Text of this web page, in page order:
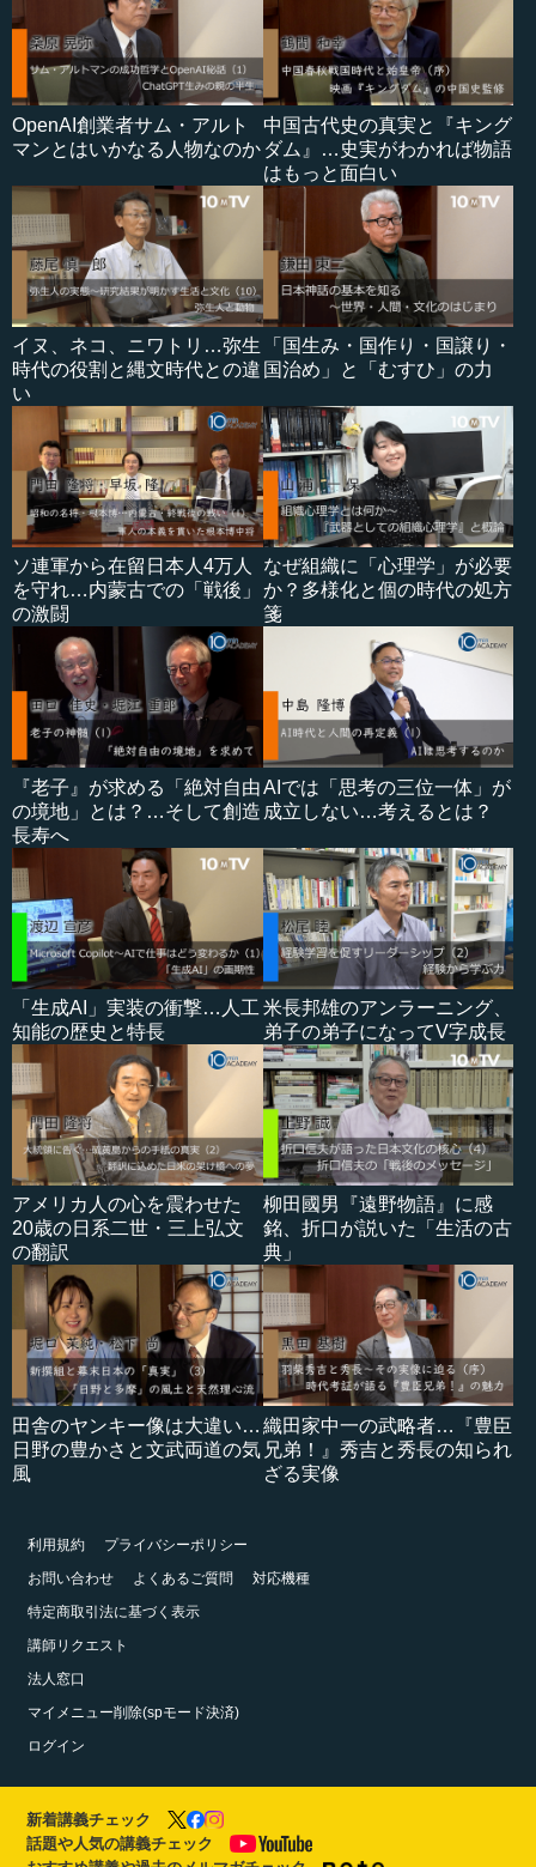
OpenAI創業者サム・アルト
マンとはいかなる人物なのか
中国古代史の真実と『キング
ダム』…史実がわかれば物語
はもっと面白い
イヌ、ネコ、ニワトリ…弥生
時代の役割と縄文時代との違
い
「国生み・国作り・国譲り・
国治め」と「むすひ」の力
ソ連軍から在留日本人4万人
を守れ…内蒙古での「戦後」
の激闘
なぜ組織に「心理学」が必要
か？多様化と個の時代の処方
箋
『老子』が求める「絶対自由
の境地」とは？…そして創造
長寿へ
AIでは「思考の三位一体」が
成立しない…考えるとは？
「生成AI」実装の衝撃…人工
知能の歴史と特長
米長邦雄のアンラーニング、
弟子の弟子になってV字成長
アメリカ人の心を震わせた
20歳の日系二世・三上弘文
の翻訳
柳田國男『遠野物語』に感
銘、折口が説いた「生活の古
典」
田舎のヤンキー像は大違い…
日野の豊かさと文武両道の気
風
織田家中一の武略者…『豊臣
兄弟！』秀吉と秀長の知られ
ざる実像
利用規約
プライバシーポリシー
お問い合わせ
よくあるご質問
対応機種
特定商取引法に基づく表示
講師リクエスト
法人窓口
マイメニュー削除(spモード決済)
ログイン
新着講義チェック
話題や人気の講義チェック